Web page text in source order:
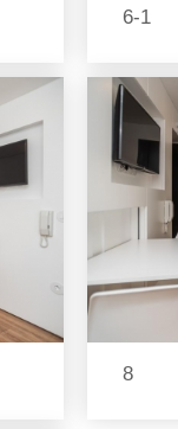
6-1
8